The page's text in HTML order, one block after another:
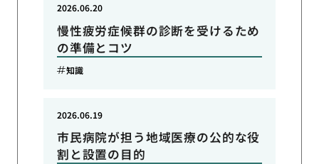
慢性疲労症候群の診断を受けるため
の準備とコツ
2026.06.20
知識
市民病院が担う地域医療の公的な役
割と設置の目的
2026.06.19